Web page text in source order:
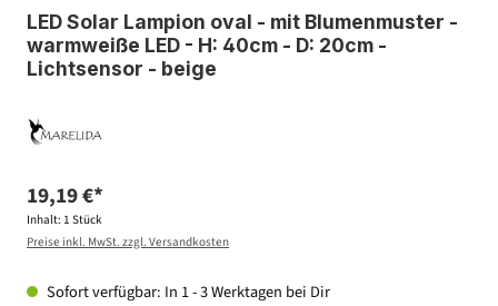
LED Solar Lampion oval - mit Blumenmuster -
warmweiße LED - H: 40cm - D: 20cm -
Lichtsensor - beige
19,19 €*
Inhalt: 1 Stück
Preise inkl. MwSt. zzgl. Versandkosten
Sofort verfügbar: In 1 - 3 Werktagen bei Dir